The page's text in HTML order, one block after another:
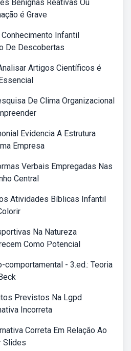
Benignas Reativas Ou
é Grave
Infantil
De Descobertas
Artigos Científicos é
De Clima Organizacional
Evidencia A Estrutura
Empresa
Verbais Empregadas Nas
Central
Atividades Bíblicas Infantil
Na Natureza
Como Potencial
comportamental - 3.ed.: Teoria
Previstos Na Lgpd
Incorreta
Correta Em Relação Ao
Slides